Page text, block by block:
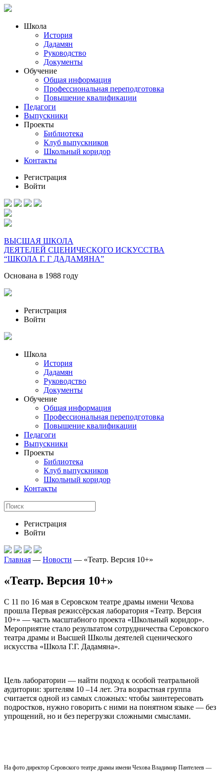
Школа
История
Дадамян
Руководство
Документы
Обучение
Общая информация
Профессиональная переподготовка
Повышение квалификации
Педагоги
Выпускники
Проекты
Библиотека
Клуб выпускников
Школьный коридор
Контакты
Регистрация
Войти
ВЫСШАЯ ШКОЛА
ДЕЯТЕЛЕЙ СЦЕНИЧЕСКОГО ИСКУССТВА
“ШКОЛА Г. Г ДАДАМЯНА”
Основана в 1988 году
Регистрация
Войти
Школа
История
Дадамян
Руководство
Документы
Обучение
Общая информация
Профессиональная переподготовка
Повышение квалификации
Педагоги
Выпускники
Проекты
Библиотека
Клуб выпускников
Школьный коридор
Контакты
Регистрация
Войти
Главная — Новости — «Театр. Версия 10+»
«Театр. Версия 10+»
С 11 по 16 мая в Серовском театре драмы имени Чехова
прошла Первая режиссёрская лаборатория «Театр. Версия
10+» — часть масштабного проекта «Школьный коридор».
Мероприятие стало результатом сотрудничества Серовского
театра драмы и Высшей Школы деятелей сценического
искусства «Школа Г.Г. Дадамяна».
Цель лаборатории — найти подход к особой театральной
аудитории: зрителям 10 –14 лет. Эта возрастная группа
считается одной из самых сложных: чтобы заинтересовать
подростков, нужно говорить с ними на понятном языке — без
упрощений, но и без перегрузки сложными смыслами.
На фото директор Серовского театре драмы имени Чехова Владимир Пантелеев —